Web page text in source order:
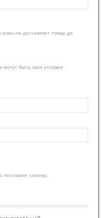
не доставляет товар до
быть свои условия
галочку.